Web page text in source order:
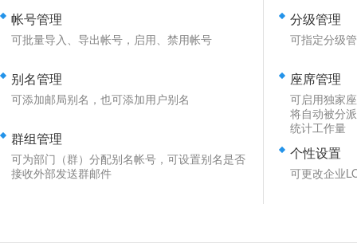
帐号管理
可批量导入、导出帐号，启用、禁用帐号
别名管理
可添加邮局别名，也可添加用户别名
群组管理
可为部门（群）分配别名帐号，可设置别名是否
接收外部发送群邮件
分级管理
可指定分级
座席管理
可启用独家
将自动被分
统计工作量
个性设置
可更改企业